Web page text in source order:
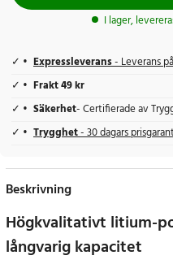
I lager,
Expressleverans- Leverans
Frakt 49 kr
Säkerhet- Certifierade av
Trygghet- 30 dagars
Beskrivning
Högkvalitativt litium-
långvarig kapacitet